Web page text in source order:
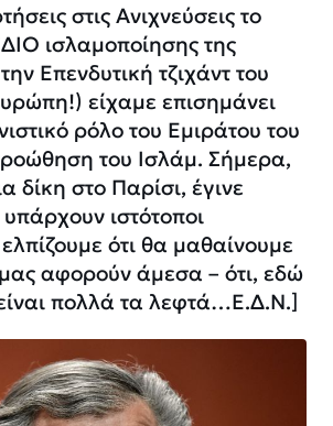
στις Ανιχνεύσεις το
ισλαμοποίησης της
Επενδυτική τζιχάντ του
είχαμε επισημάνει
ρόλο του Εμιράτου του
του Ισλάμ. Σήμερα,
δίκη στο Παρίσι, έγινε
ιστότοποι
ότι θα μαθαίνουμε
αφορούν άμεσα – ότι, εδώ
πολλά τα λεφτά…Ε.Δ.Ν.]